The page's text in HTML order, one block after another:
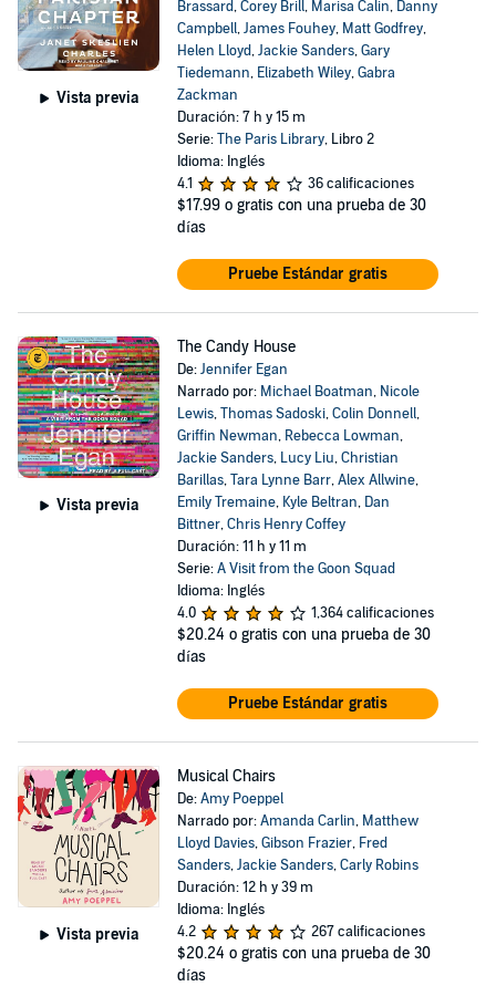
Vista previa
Brassard,Corey Brill, Marisa Calin, Danny
Campbell,James Fouhey, Matt Godfrey,
Helen Lloyd,Jackie Sanders,Gary
Tiedemann, Elizabeth Wiley,Gabra
Zackman
Duración: 7 h y 15 m
Serie:The Paris Library, Libro 2
Idioma: Inglés
4.1
36 calificaciones
$17.99 o gratis con una prueba de 30
días
Pruebe Estándar gratis
Vista previa
The Candy House
De:Jennifer Egan
Narrado por: Michael Boatman, Nicole
Lewis,Thomas Sadoski,Colin Donnell,
Griffin Newman, Rebecca Lowman,
Jackie Sanders, Lucy Liu,Christian
Barillas,Tara Lynne Barr,Alex Allwine,
Emily Tremaine, Kyle Beltran, Dan
Bittner,Chris Henry Coffey
Duración: 11 h y 11 m
Serie:A Visit from the Goon Squad
Idioma: Inglés
4.0
1,364 calificaciones
$20.24 o gratis con una prueba de 30
días
Pruebe Estándar gratis
Vista previa
Musical Chairs
De:Amy Poeppel
Narrado por:Amanda Carlin, Matthew
Lloyd Davies,Gibson Frazier, Fred
Sanders,Jackie Sanders,Carly Robins
Duración: 12 h y 39 m
Idioma: Inglés
4.2
267 calificaciones
$20.24 o gratis con una prueba de 30
días